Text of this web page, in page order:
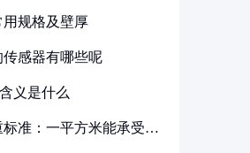
规格及壁厚
感器有哪些呢
义是什么
准：一平方米能承受多